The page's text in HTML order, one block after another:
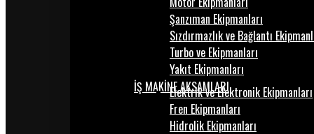
Şanzıman Ekipmanları
Sızdırmazlık ve Bağlantı
Turbo ve Ekipmanları
Yakıt Ekipmanları
İŞ MAKİNE AKSAMLARI
Elektrik ve Elektronik Ekipmanları
Fren Ekipmanları
Hidrolik Ekipmanları